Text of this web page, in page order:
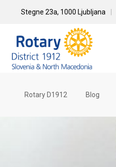
content
Stegne 23a, 1000 Ljubljana
Rotary D1912 Blog